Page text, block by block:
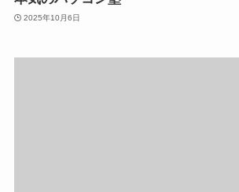
2025年10月6日